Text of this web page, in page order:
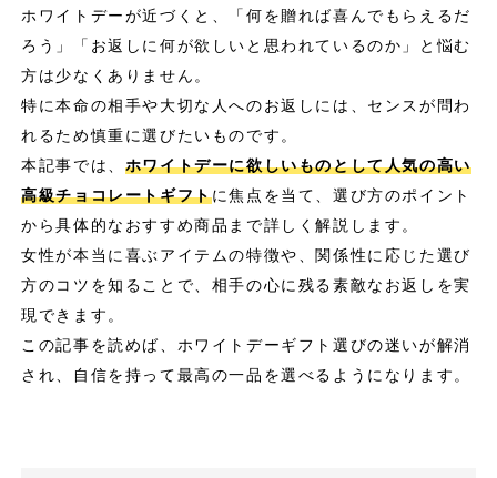
ホワイトデーが近づくと、「何を贈れば喜んでもらえるだ
ろう」「お返しに何が欲しいと思われているのか」と悩む
方は少なくありません。
特に本命の相手や大切な人へのお返しには、センスが問わ
れるため慎重に選びたいものです。
本記事では、 ホワイトデーに欲しいものとして人気の高い
高級チョコレートギフトに焦点を当て、選び方のポイント
から具体的なおすすめ商品まで詳しく解説します。
女性が本当に喜ぶアイテムの特徴や、関係性に応じた選び
方のコツを知ることで、相手の心に残る素敵なお返しを実
現できます。
この記事を読めば、ホワイトデーギフト選びの迷いが解消
され、自信を持って最高の一品を選べるようになります。